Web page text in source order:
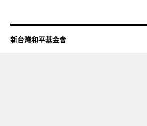
新台灣和平基金會